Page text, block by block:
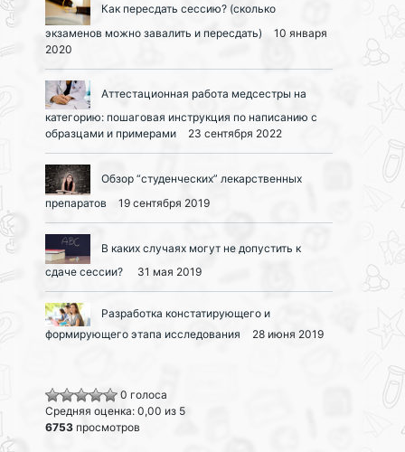
Как пересдать сессию? (сколько
экзаменов можно завалить и пересдать)
10 января
2020
Аттестационная работа медсестры на
категорию: пошаговая инструкция по написанию с
образцами и примерами
23 сентября 2022
Обзор “студенческих” лекарственных
препаратов
19 сентября 2019
В каких случаях могут не допустить к
сдаче сессии?
31 мая 2019
Разработка констатирующего и
формирующего этапа исследования
28 июня 2019
0 голоса
Средняя оценка: 0,00 из 5
6753 просмотров